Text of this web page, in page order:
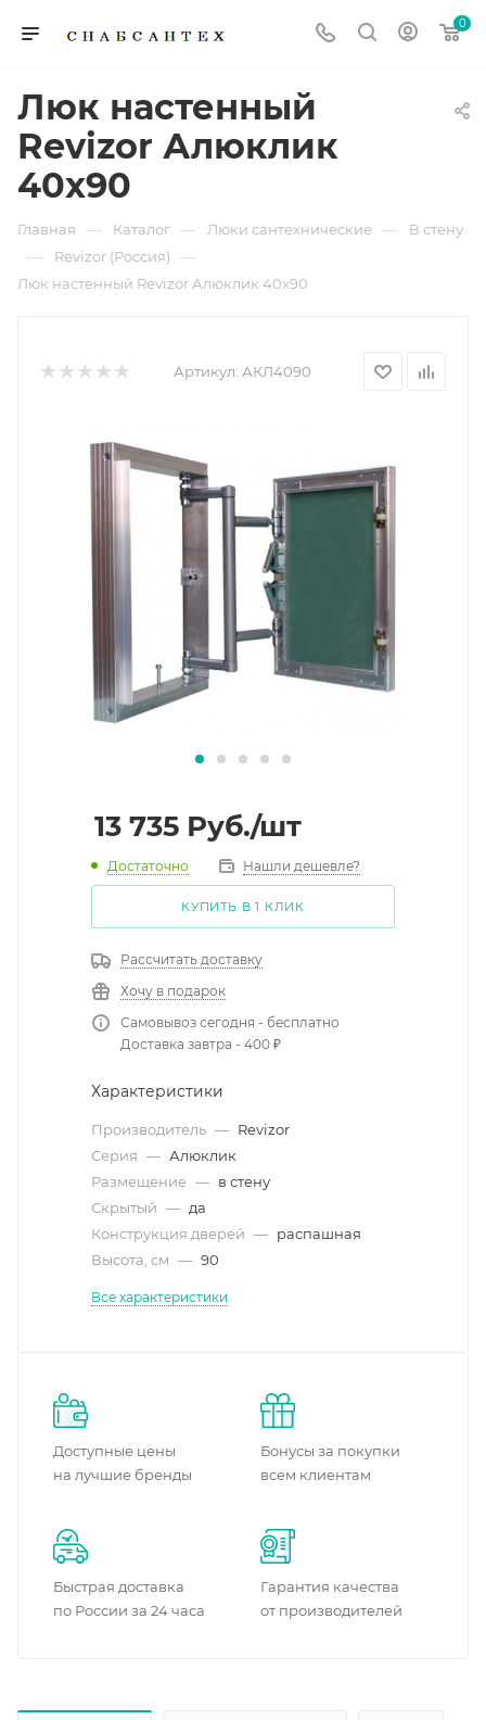
0
Люк настенный
Revizor Алюклик
40x90
Главная — Каталог — Люки сантехнические — В стену
— Revizor (Россия) —
Люк настенный Revizor Алюклик 40x90
Артикул: АКЛ4090
13 735 Руб./шт
Достаточно Нашли дешевле?
КУПИТЬ В 1 КЛИК
Рассчитать доставку
Хочу в подарок
Самовывоз сегодня - бесплатно
Доставка завтра - 400 ₽
Характеристики
Производитель — Revizor
Серия — Алюклик
Размещение — в стену
Скрытый — да
Конструкция дверей — распашная
Высота, см — 90
Все характеристики
Доступные цены
на лучшие бренды
Бонусы за покупки
всем клиентам
Быстрая доставка
по России за 24 часа
Гарантия качества
от производителей